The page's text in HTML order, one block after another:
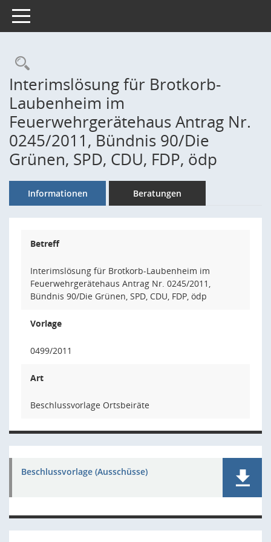
Toggle navigation
Rechercheauswahl
Interimslösung für Brotkorb-
Laubenheim im
Feuerwehrgerätehaus Antrag Nr.
0245/2011, Bündnis 90/Die
Grünen, SPD, CDU, FDP, ödp
Informationen Beratungen
Betreff
Interimslösung für Brotkorb-Laubenheim im
Feuerwehrgerätehaus Antrag Nr. 0245/2011,
Bündnis 90/Die Grünen, SPD, CDU, FDP, ödp
Vorlage
0499/2011
Art
Beschlussvorlage Ortsbeiräte
Beschlussvorlage (Ausschüsse)